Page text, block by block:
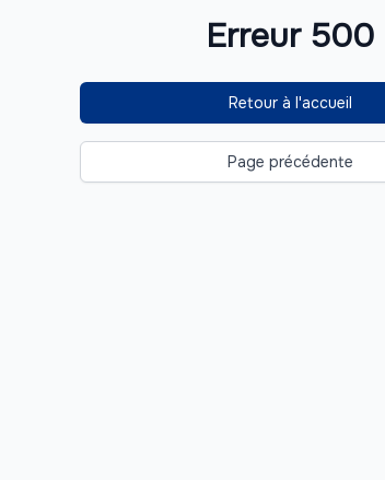
Erreur 500
Retour à l'accueil
Page précédente